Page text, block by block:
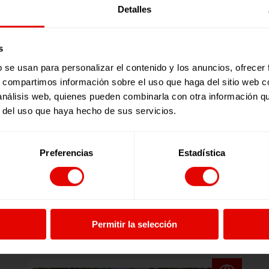
Detalles
usan para personalizar el contenido y los anuncios,
información sobre el uso que haga del sitio web
web, quienes pueden combinarla con otra información
uso que haya hecho de sus servicios.
Preferencias Estadística
Permitir la selección
de P. Ernesto Cavassa, S.J., director general
alcalde de la Municipalidad de Tambogrande, y Felipe
acompañados de sus padres y madres.
personas que participaron en esta carrera solidaria,
quienes más necesitan . Gracias a ellos podemos
contribuya a contrarrestar el retraso que la
es su contenido: los
en niñas y niños”, aseguró.
distribuidas en instituciones educativas ubicadas
Noticias relacionadas: